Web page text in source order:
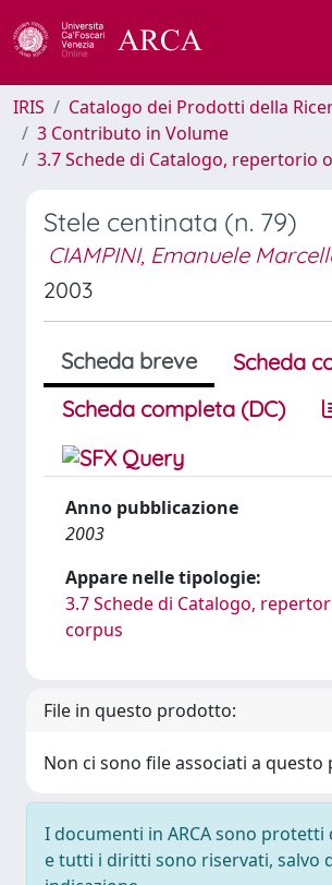
IRIS
Catalogo dei Prodotti della
3 Contributo in Volume
3.7 Schede di Catalogo, repertorio
Stele centinata (n. 79)
CIAMPINI, Emanuele
2003
Scheda breve
Scheda
Scheda completa (DC)
Anno pubblicazione
2003
Appare nelle tipologie:
3.7 Schede di Catalogo,
corpus
File in questo prodotto:
Non ci sono file associati a
I documenti in ARCA sono
e tutti i diritti sono riservati, salvo